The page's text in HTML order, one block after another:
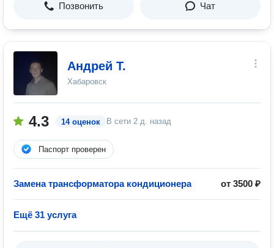
Позвонить Чат
Андрей Т.
Хабаровск
4.3 14 оценок В сети 2 д. назад
Паспорт проверен
Замена трансформатора кондиционера от 3500 ₽
Ещё 31 услуга